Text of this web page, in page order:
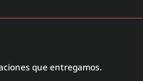
que entregamos.